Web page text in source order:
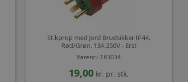
Stikprop med Jord Brudsikker IP44,
Rød/Grøn, 13A 250V - Erst
Varenr.: 183034
19,00 kr. pr. stk.